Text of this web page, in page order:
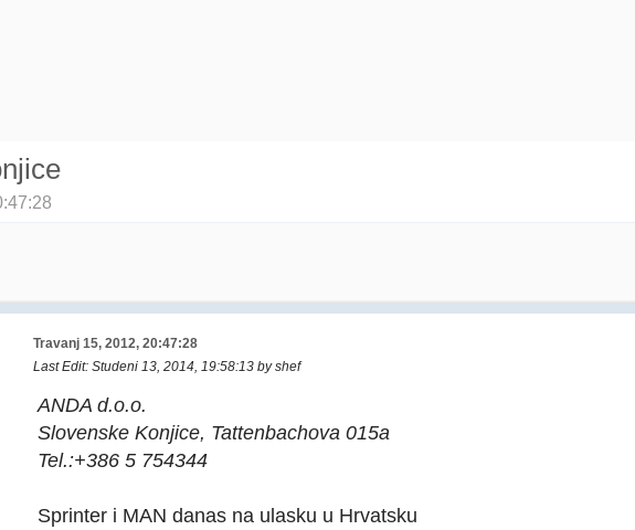
Travanj 15, 2012, 20:47:28
Last Edit: Studeni 13, 2014, 19:58:13 by shef
ANDA d.o.o.
Slovenske Konjice, Tattenbachova 015a
Tel.:+386 5 754344
Sprinter i MAN danas na ulasku u Hrvatsku